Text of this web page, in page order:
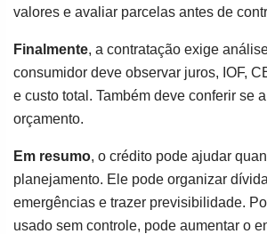
valores e avaliar parcelas antes de
Finalmente, a contratação exige
consumidor deve observar juros, IOF,
e custo total. Também deve conferir se
orçamento.
Em resumo, o crédito pode ajudar
planejamento. Ele pode organizar
emergências e trazer previsibilidade.
usado sem controle, pode aumentar o